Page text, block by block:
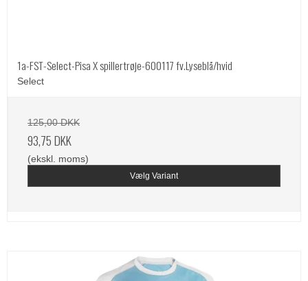
1a-FST-Select-Pisa X spillertrøje-600117 fv.Lyseblå/hvid
Select
125,00 DKK
93,75 DKK
(ekskl. moms)
Vælg Variant